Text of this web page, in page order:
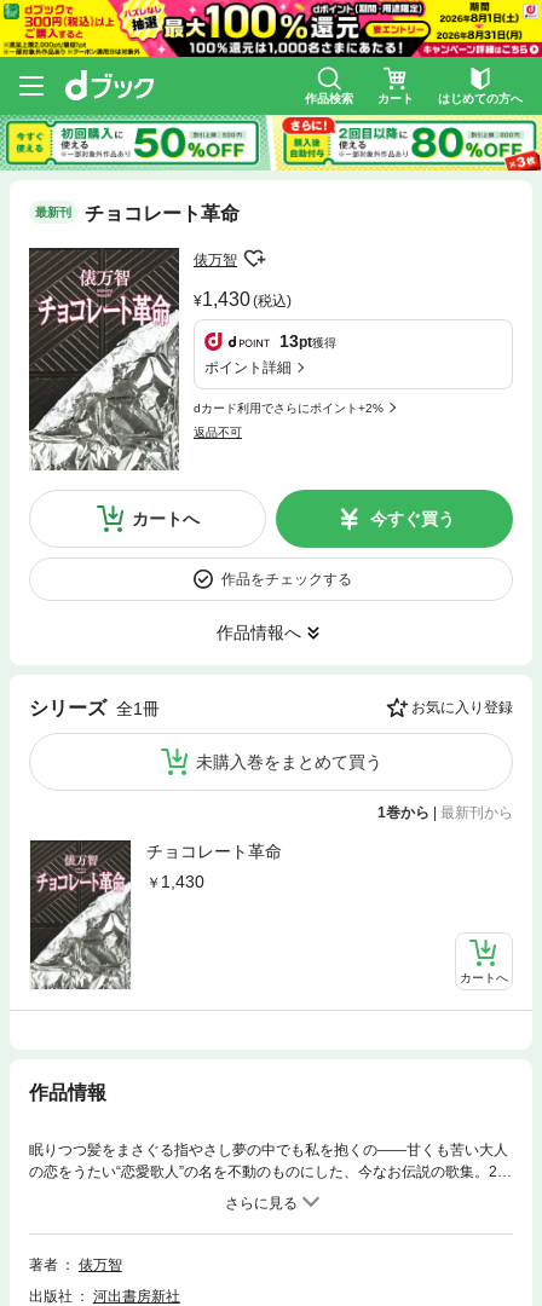
作品検索 カート はじめての方へ
最新刊 チョコレート革命
俵万智
1,430(税込)
13pt獲得
ポイント詳細
dカード利用でさらにポイント+2%
返品不可
カートへ 今すぐ買う
作品をチェックする
作品情報へ
シリーズ 全1冊 お気に入り登録
未購入巻をまとめて買う
1巻から | 最新刊から
チョコレート革命
1,430
カートへ
作品情報
眠りつつ髪をまさぐる指やさし夢の中でも私を抱くの――甘くも苦い大人
の恋をうたい“恋愛歌人”の名を不動のものにした、今なお伝説の歌集。28
歳から34歳までの作品を収録。本書は1997年5月8日初版発行の新装版で
著者
俵万智
出版社
河出書房新社